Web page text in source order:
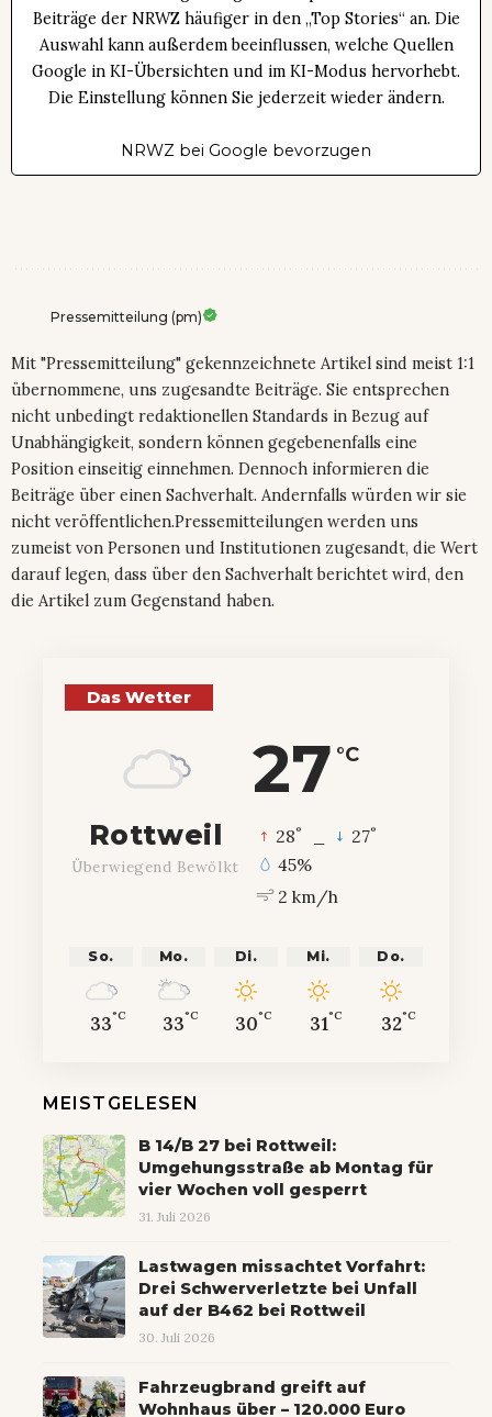
Beiträge der NRWZ häufiger in den „Top Stories“ an. Die
Auswahl kann außerdem beeinflussen, welche Quellen
Google in KI-Übersichten und im KI-Modus hervorhebt.
Die Einstellung können Sie jederzeit wieder ändern.
NRWZ bei Google bevorzugen
Pressemitteilung (pm)
Mit "Pressemitteilung" gekennzeichnete Artikel sind meist 1:1
übernommene, uns zugesandte Beiträge. Sie entsprechen
nicht unbedingt redaktionellen Standards in Bezug auf
Unabhängigkeit, sondern können gegebenenfalls eine
Position einseitig einnehmen. Dennoch informieren die
Beiträge über einen Sachverhalt. Andernfalls würden wir sie
nicht veröffentlichen.Pressemitteilungen werden uns
zumeist von Personen und Institutionen zugesandt, die Wert
darauf legen, dass über den Sachverhalt berichtet wird, den
die Artikel zum Gegenstand haben.
Das Wetter
27 °C
Rottweil
Überwiegend Bewölkt
28° 27°
45%
2 km/h
So.
33°C
Mo.
33°C
Di.
30°C
Mi.
31°C
Do.
32°C
MEISTGELESEN
B 14/B 27 bei Rottweil:
Umgehungsstraße ab Montag für
vier Wochen voll gesperrt
31. Juli 2026
Lastwagen missachtet Vorfahrt:
Drei Schwerverletzte bei Unfall
auf der B462 bei Rottweil
30. Juli 2026
Fahrzeugbrand greift auf
Wohnhaus über – 120.000 Euro